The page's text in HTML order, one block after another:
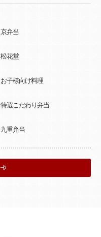
京弁当
松花堂
お子様向け料理
特選こだわり弁当
九重弁当